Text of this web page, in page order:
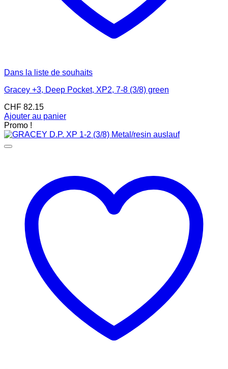
Dans la liste de souhaits
Gracey +3, Deep Pocket, XP2, 7-8 (3/8) green
CHF 82.15
Ajouter au panier
Promo !